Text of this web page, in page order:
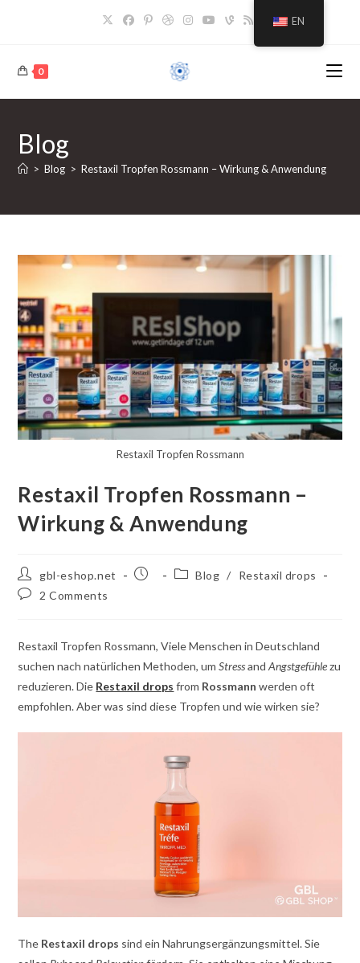
0
Blog
> Blog > Restaxil Tropfen Rossmann – Wirkung & Anwendung
Restaxil Tropfen Rossmann
Restaxil Tropfen Rossmann –
Wirkung & Anwendung
Post
author:
gbl-eshop.net
Post
PostBlog /
Restaxil drops
Post2 Comments
Restaxil Tropfen Rossmann, Viele Menschen in Deutschland
suchen nach natürlichen Methoden, umStressandAngstgefühlezu
reduzieren. Die Restaxil drops from Rossmann werden oft
empfohlen. Aber was sind diese Tropfen und wie wirken sie?
The Restaxil drops sind ein Nahrungsergänzungsmittel. Sie
EN